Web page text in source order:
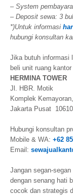
– System
– Deposit sewa: 3
*)Untuk informasi
hubungi konsultan
Jika butuh informasi
beli unit ruang
HERMINA TOWER
Jl. HBR. Motik
Komplek
Jakarta Pusat 10610
Hubungi konsultan
Mobile & WA: +62
Email:
Jangan segan-
dengan senang hati
cocok dan strategis